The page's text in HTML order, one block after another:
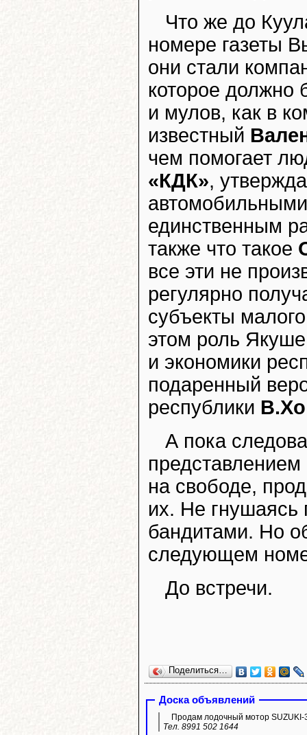
Что же до
номере газеты
они стали
которое должно
и мулов, как в
известный
чем помогает
«КДК»,
единственным
также что такое
все эти не
регулярно
субъекты
этом роль
и экономики
подаренный
республики
А пока
на свободе,
их. Не гнушаясь
бандитами. Но
следующем
До встречи.
Поделиться…
Доска объявлений
Продам лодочный мотор SUZUKI-
Тел. 8991 502 1644